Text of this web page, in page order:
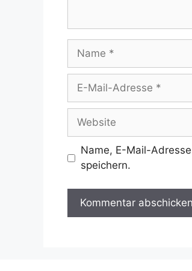
Name
Adresse
Website
Name, E-Mail-
speichern.